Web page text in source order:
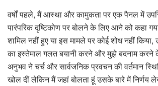
वर्षों पहले, मैं आस्था और कामुकता पर एक पैनल में
पारंपरिक दृष्टिकोण पर बोलने के लिए आने को कहा
शामिल नहीं हुए या इस मामले पर कोई शोध नहीं किया,
का इस्तेमाल गलत बयानी करने और मुझे बदनाम करने
अनुभव ने चर्च और सार्वजनिक प्रवचन की वर्तमान
खोल दीं लेकिन मैं जहां बोलता हूं उसके बारे में निर्णय